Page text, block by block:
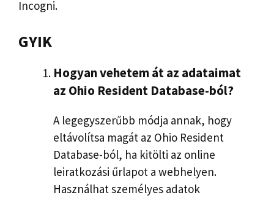
Incogni.
GYIK
Hogyan vehetem át az adataimat
az Ohio Resident Database-ból?
A legegyszerűbb módja annak, hogy
eltávolítsa magát az Ohio Resident
Database-ból, ha kitölti az online
leiratkozási űrlapot a webhelyen.
Használhat személyes adatok